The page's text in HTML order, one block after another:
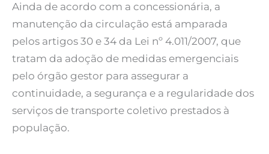
Ainda de acordo com a concessionária, a
manutenção da circulação está amparada
pelos artigos 30 e 34 da Lei nº 4.011/2007, que
tratam da adoção de medidas emergenciais
pelo órgão gestor para assegurar a
continuidade, a segurança e a regularidade dos
serviços de transporte coletivo prestados à
população.